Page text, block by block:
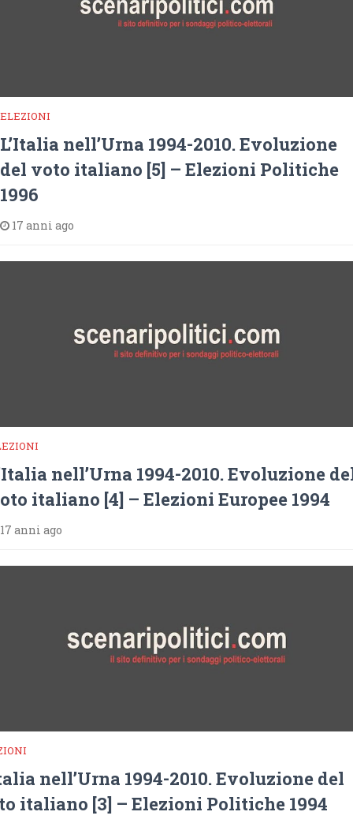
ELEZIONI
L’Italia nell’Urna 1994-2010. Evoluzione
del voto italiano [5] – Elezioni Politiche
1996
17 anni ago
nell’Urna 1994-2010. Evoluzione
italiano [4] – Elezioni Europee 1994
anni ago
nell’Urna 1994-2010. Evoluzione del
italiano [3] – Elezioni Politiche 1994